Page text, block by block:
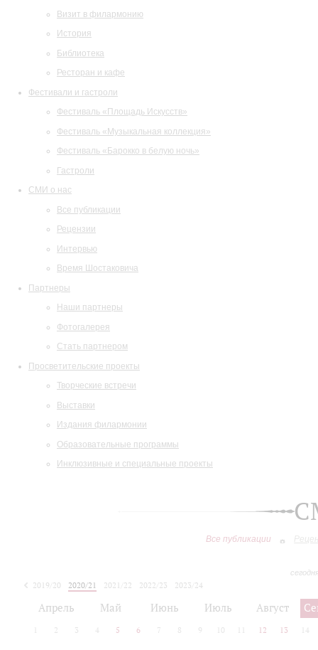
Визит в филармонию
История
Библиотека
Ресторан и кафе
Фестивали и гастроли
Фестиваль «Площадь Искусств»
Фестиваль «Музыкальная коллекция»
Фестиваль «Барокко в белую ночь»
Гастроли
СМИ о нас
Все публикации
Рецензии
Интервью
Время Шостаковича
Партнеры
Наши партнеры
Фотогалерея
Стать партнером
Просветительские проекты
Творческие встречи
Выставки
Издания филармонии
Образовательные программы
Инклюзивные и специальные проекты
Все публикации
2019/20 2020/21 2021/22 2022/23
2023/24
Апрель Май Июнь Июль Август
2 3 4 5 6 7 8 9 10 12 13 14